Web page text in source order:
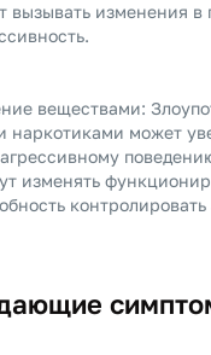
вызывать изменения в
веществами:
наркотиками может
изменять